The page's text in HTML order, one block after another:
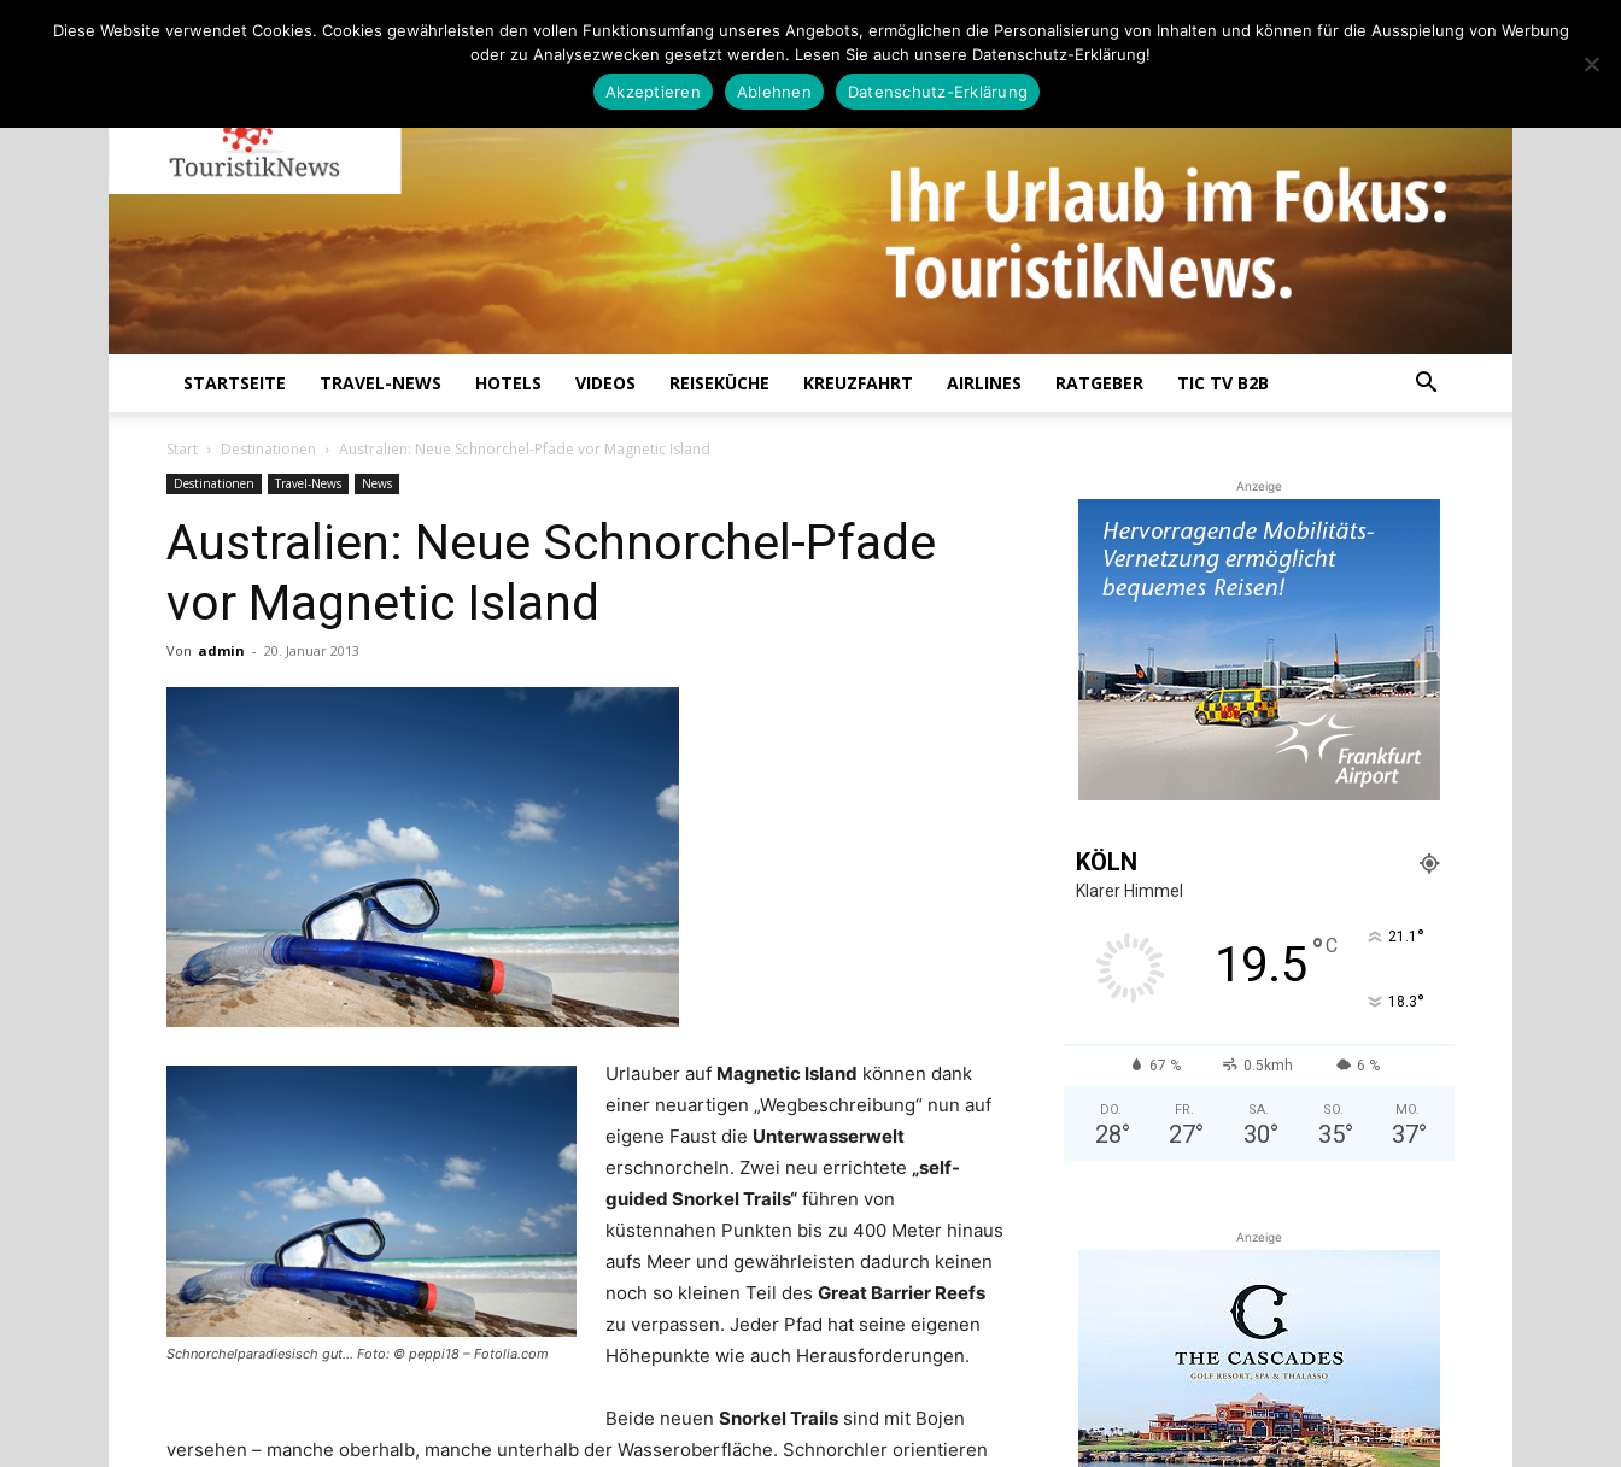
STARTSEITE TRAVEL-NEWS HOTELS VIDEOS REISEKÜCHE KREUZFAHRT AIRLINES RATGEBER TIC TV B2B
Start Destinationen Australien: Neue Schnorchel-Pfade vor Magnetic Island
Destinationen Travel-News News
Australien: Neue Schnorchel-Pfade
vor Magnetic Island
Von admin - 20. Januar 2013
Schnorchelparadiesisch gut… Foto: © peppi18 – Fotolia.com
Urlauber auf Magnetic Island können dank
einer neuartigen „Wegbeschreibung“ nun auf
eigene Faust die Unterwasserwelt
erschnorcheln. Zwei neu errichtete „self-
guided Snorkel Trails“ führen von
küstennahen Punkten bis zu 400 Meter hinaus
aufs Meer und gewährleisten dadurch keinen
noch so kleinen Teil des Great Barrier Reefs
zu verpassen. Jeder Pfad hat seine eigenen
Höhepunkte wie auch Herausforderungen.
Beide neuen Snorkel Trails sind mit Bojen
versehen – manche oberhalb, manche unterhalb der Wasseroberfläche. Schnorchler orientieren
Anzeige
KÖLN
Klarer Himmel
19.5°C 21.1 °
18.3°
67 % 0.5kmh 6 %
DO.
28°
FR.
27°
SA.
30°
SO.
35°
MO.
37°
Anzeige
Diese Website verwendet Cookies. Cookies gewährleisten den vollen Funktionsumfang unseres Angebots, ermöglichen die Personalisierung von Inhalten und können für die Ausspielung von Werbung
oder zu Analysezwecken gesetzt werden. Lesen Sie auch unsere Datenschutz-Erklärung!
Akzeptieren
Ablehnen Datenschutz-Erklärung